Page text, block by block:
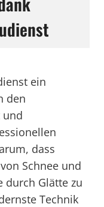
ein
den
und
dass
Schnee und
durch Glätte zu
Technik